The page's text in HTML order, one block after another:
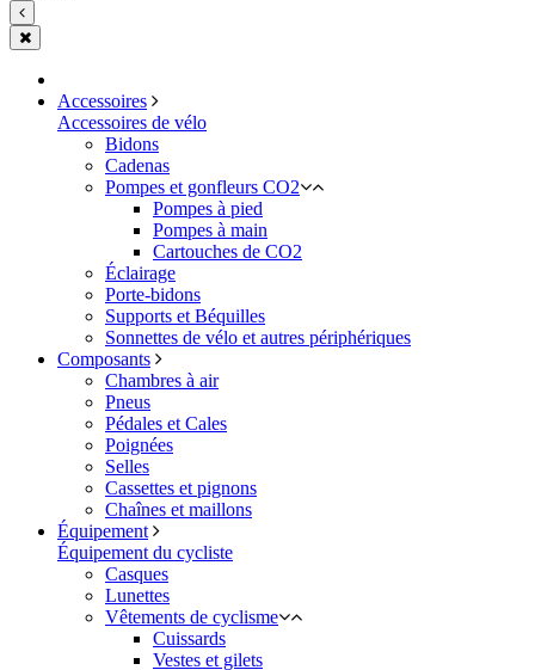
Accessoires
Accessoires de vélo
Bidons
Cadenas
Pompes et gonfleurs CO2
Pompes à pied
Pompes à main
Cartouches de CO2
Éclairage
Porte-bidons
Supports et Béquilles
Sonnettes de vélo et autres périphériques
Composants
Chambres à air
Pneus
Pédales et Cales
Poignées
Selles
Cassettes et pignons
Chaînes et maillons
Équipement
Équipement du cycliste
Casques
Lunettes
Vêtements de cyclisme
Cuissards
Vestes et gilets